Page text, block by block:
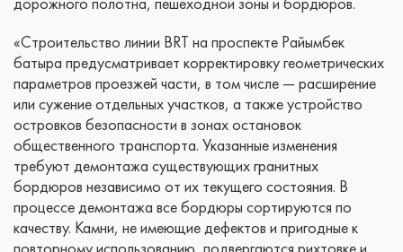
«Строительство линии BRT на проспекте Райымбек
батыра предусматривает корректировку геометрических
параметров проезжей части, в том числе — расширение
или сужение отдельных участков, а также устройство
островков безопасности в зонах остановок
общественного транспорта. Указанные изменения
требуют демонтажа существующих гранитных
бордюров независимо от их текущего состояния. В
процессе демонтажа все бордюры сортируются по
качеству. Камни, не имеющие дефектов и пригодные к